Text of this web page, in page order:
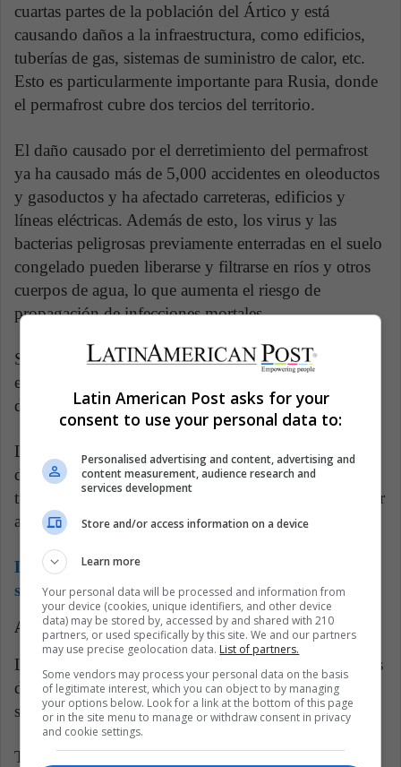
cuartas partes de la población del Ártico y está
causando daños a la infraestructura, como edificios,
tuberías de gas, sistemas de suministro de calor, etc.
Esto es particularmente importante para Rusia, donde
el permafrost cubre dos tercios del territorio.
El daño causado por el derretimiento del permafrost
ya ha causado más de 5,000 accidentes en oleoductos
y gasoductos y ha afectado carreteras, edificios y
líneas eléctricas. Además de esto, los virus y las
bacterias peligrosas previamente enterradas en el suelo
congelado pueden liberarse y filtrarse en ríos y otros
cuerpos de agua, lo que aumenta el riesgo de
propagación de infecciones mortales.
Solo en Yakutia, ahora hay más de 15,000 sitios de
entierro de ganado muerto por ántrax en las últimas
décadas.
Las esporas de ántrax pueden sobrevivir durante más
de cien años, y el calentamiento puede hacer que se
transporten a largas distancias y potencialmente afectar
a las regiones cercanas y remotas.
Lea también: Cómo algunos mamíferos detienen
sus embarazos
Amenazas bajo control
Los informes nacionales publicados por los gobiernos
de CEECCA revelan el nivel actual de conciencia
sobre el riesgo del cambio climático.
Tras analizar los informes de los países en virtud de la
Latin American Post asks for your
consent to use your personal data to:
Personalised advertising and content, advertising and
content measurement, audience research and
services development
Store and/or access information on a device
Learn more
Your personal data will be processed and information from
your device (cookies, unique identifiers, and other device
data) may be stored by, accessed by and shared with 210
partners, or used specifically by this site. We and our partners
may use precise geolocation data. List of partners.
Some vendors may process your personal data on the basis
of legitimate interest, which you can object to by managing
your options below. Look for a link at the bottom of this page
or in the site menu to manage or withdraw consent in privacy
and cookie settings.